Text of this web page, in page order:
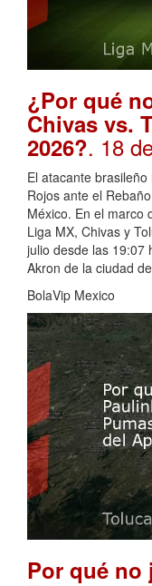
¿Por qué
Chivas vs.
2026?. 18
El atacante
Rojos ante el
México. En el marco
Liga MX, Chivas y
julio desde las 19:07
Akron de la ciudad
BolaVip Mexico
Por qué no